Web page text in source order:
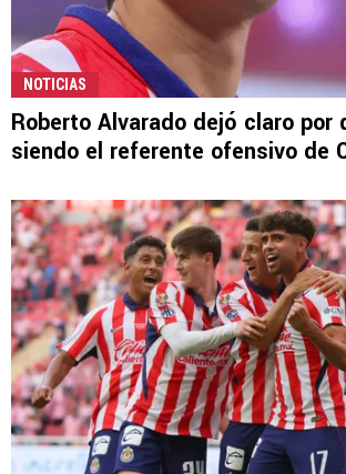
NOTICIAS
Roberto Alvarado dejó claro por
siendo el referente ofensivo de